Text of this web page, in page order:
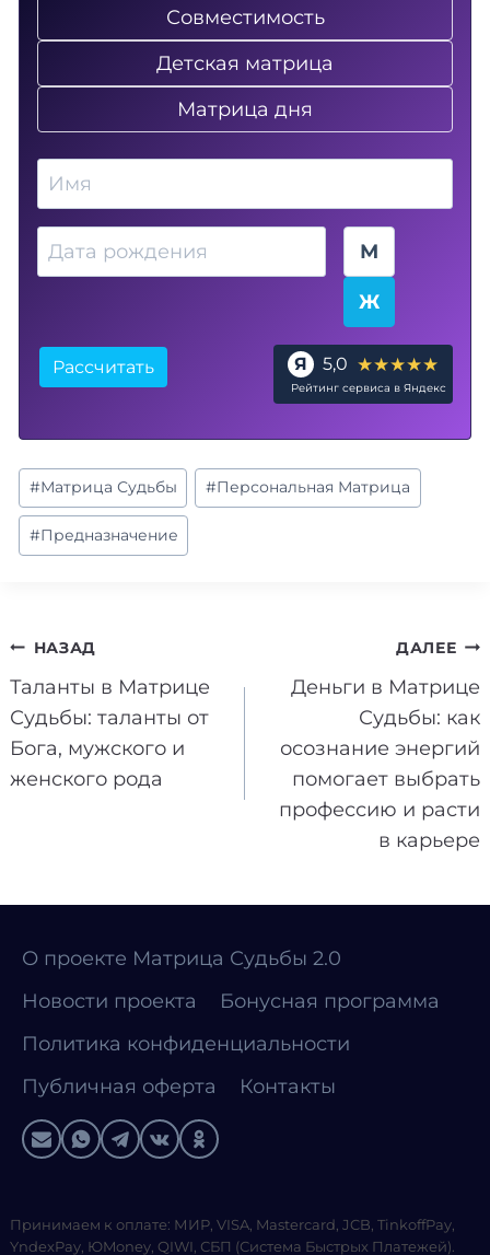
Совместимость
Детская матрица
Матрица дня
Имя
Дата рождения Пол
М
Ж
Рассчитать Я 5,0 ★★★★★
Рейтинг сервиса в Яндекс
Метки
записи:
#Матрица Судьбы #Персональная Матрица
#Предназначение
Навигация
по
записям
НАЗАД
Таланты в Матрице
Судьбы: таланты от
Бога, мужского и
женского рода
ДАЛЕЕ
Деньги в Матрице
Судьбы: как
осознание энергий
помогает выбрать
профессию и расти
в карьере
Принимаем к оплате: МИР, VISA, Mastercard, JCB, TinkoffPay,
YndexPay, ЮMoney, QIWI, СБП (Система Быстрых Платежей).
О проекте Матрица Судьбы 2.0
Новости проекта
Бонусная программа
Политика конфиденциальности
Публичная оферта
Контакты